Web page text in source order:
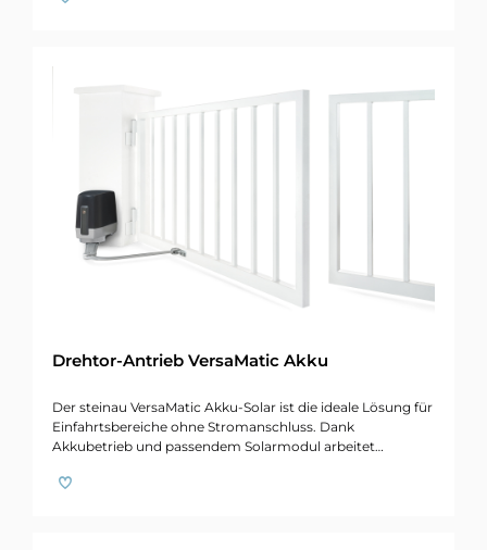
Drehtor-Antrieb VersaMatic Akku
Der steinau VersaMatic Akku-Solar ist die ideale Lösung für
Einfahrtsbereiche ohne Stromanschluss. Dank
Akkubetrieb und passendem Solarmodul arbeitet…